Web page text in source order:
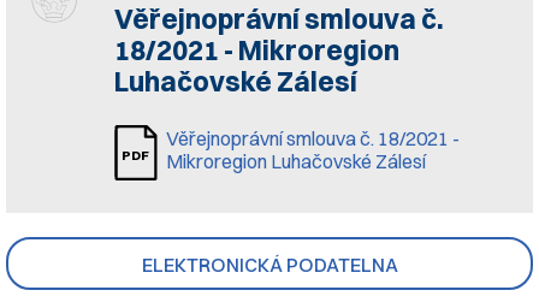
ELEKTRONICKÁ PODATELNA
Věřejnoprávní smlouva č.
18/2021 - Mikroregion
Luhačovské Zálesí
Věřejnoprávní smlouva č. 18/2021 -
Mikroregion Luhačovské Zálesí